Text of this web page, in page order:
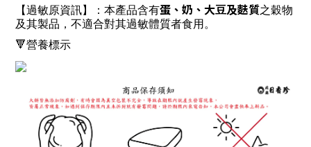
【過敏原資訊】：本產品含有蛋、奶、⼤⾖及麩質之穀物
及其製品，不適合對其過敏體質者食⽤。
🔻營養標示